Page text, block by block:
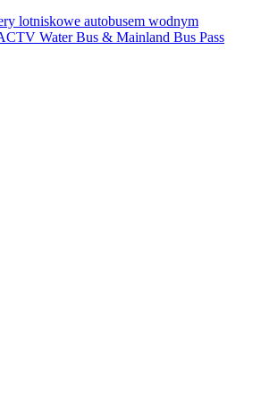
lotniskowe autobusem wodnym
Water Bus & Mainland Bus Pass